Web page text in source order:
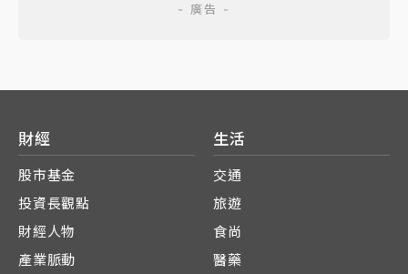
財經
股市基金
投資長觀點
財經人物
產業脈動
生活
交通
旅遊
食尚
醫藥